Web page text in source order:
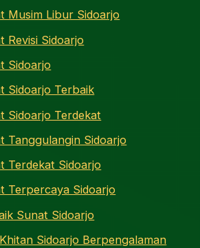
Musim Libur Sidoarjo
Revisi Sidoarjo
Sidoarjo
Sidoarjo Terbaik
Sidoarjo Terdekat
Tanggulangin Sidoarjo
Terdekat Sidoarjo
Terpercaya Sidoarjo
Sunat Sidoarjo
Sidoarjo Berpengalaman